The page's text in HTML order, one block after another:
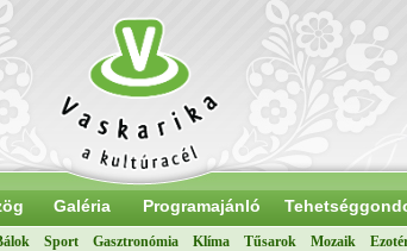
Galéria Programajánló
Sport Gasztronómia Klíma Tűsarok Mozaik